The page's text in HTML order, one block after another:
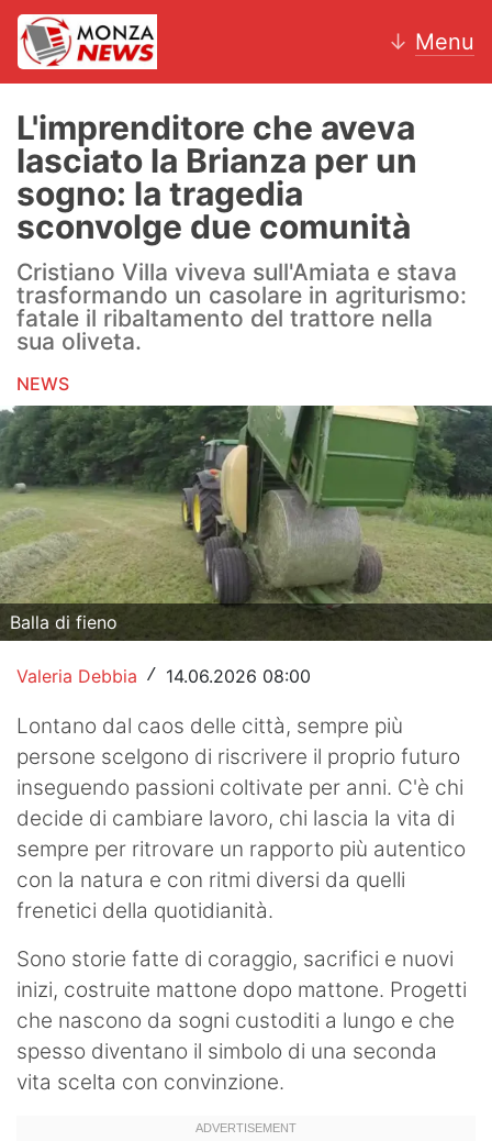
↓ Menu
News
AC Monza
Calcio
Motori
Volley
Hockey
Altri sport
Hockey
Pallanuoto
Pallamano
Altre
News
Turismo
Eventi
L'imprenditore che aveva
lasciato la Brianza per un
sogno: la tragedia
sconvolge due comunità
Cristiano Villa viveva sull'Amiata e stava
trasformando un casolare in agriturismo:
fatale il ribaltamento del trattore nella
sua oliveta.
NEWS
Balla di fieno
Valeria Debbia / 14.06.2026 08:00
Lontano dal caos delle città, sempre più
persone scelgono di riscrivere il proprio futuro
inseguendo passioni coltivate per anni. C'è chi
decide di cambiare lavoro, chi lascia la vita di
sempre per ritrovare un rapporto più autentico
con la natura e con ritmi diversi da quelli
frenetici della quotidianità.
Sono storie fatte di coraggio, sacrifici e nuovi
inizi, costruite mattone dopo mattone. Progetti
che nascono da sogni custoditi a lungo e che
spesso diventano il simbolo di una seconda
vita scelta con convinzione.